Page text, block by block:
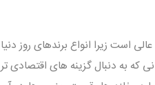
است زیرا انواع برندهای روز دنیا
که به دنبال گزینه های اقتصادی تر